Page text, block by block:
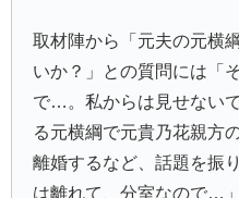
取材陣から「元夫の元横綱
いか？」との質問には「
で…。私からは見せない
る元横綱で元貴乃花親方
離婚するなど、話題を振
は離れて、分室なので…